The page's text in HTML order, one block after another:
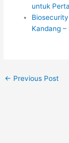
untuk
Kandang
← Previous Post